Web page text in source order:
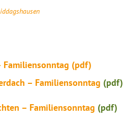
Familiensonntag (pdf)
– Familiensonntag (pdf)
– Familiensonntag (pdf)